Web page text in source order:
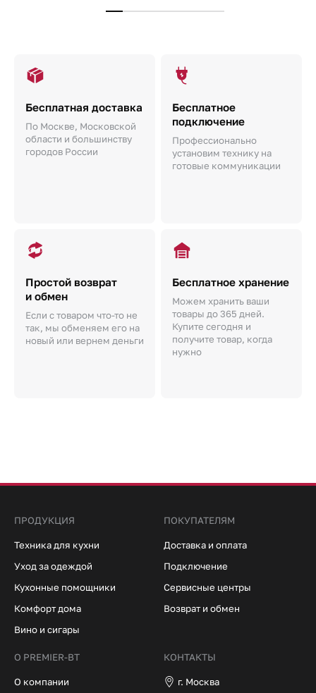
Бесплатная доставка
По Москве, Московской
области и большинству
городов России
Бесплатное
подключение
Профессионально
установим технику на
готовые коммуникации
Простой возврат
и обмен
Если с товаром что-то не
так, мы обменяем его на
новый или вернем деньги
Бесплатное хранение
Можем хранить ваши
товары до 365 дней.
Купите сегодня и
получите товар, когда
нужно
ПРОДУКЦИЯ
Техника для кухни
Уход за одеждой
Кухонные помощники
Комфорт дома
Вино и сигары
ПОКУПАТЕЛЯМ
Доставка и оплата
Подключение
Сервисные центры
Возврат и обмен
О PREMIER-BT
О компании
КОНТАКТЫ
г. Москва